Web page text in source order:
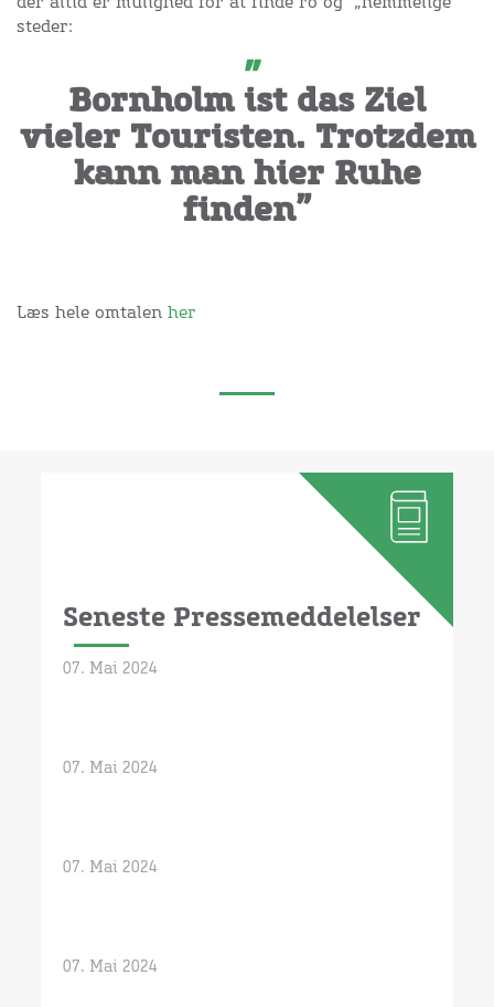
steder:
Bornholm ist das Ziel
vieler Touristen. Trotzdem
kann man hier Ruhe
finden”
Læs hele omtalen her
Seneste Pressemeddelelser
07. Mai 2024
07. Mai 2024
07. Mai 2024
07. Mai 2024